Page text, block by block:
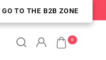
STREFA KLIENTA B2B
GO TO THE B2B ZONE
0